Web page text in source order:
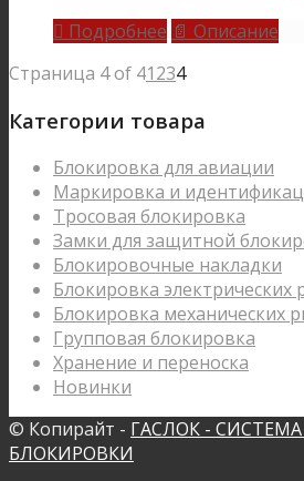
 Подробнее 📄 Описание
Страница 4 of 41234
Категории товара
Блокировка для авиации
Маркировка и
Тросовая блокировка
Замки для защитной
Блокировочные накладки
Блокировка электрических
Блокировка механических
Групповая блокировка
Хранение и переноска
Новинки
© Копирайт - ГАСЛОК -
БЛОКИРОВКИ